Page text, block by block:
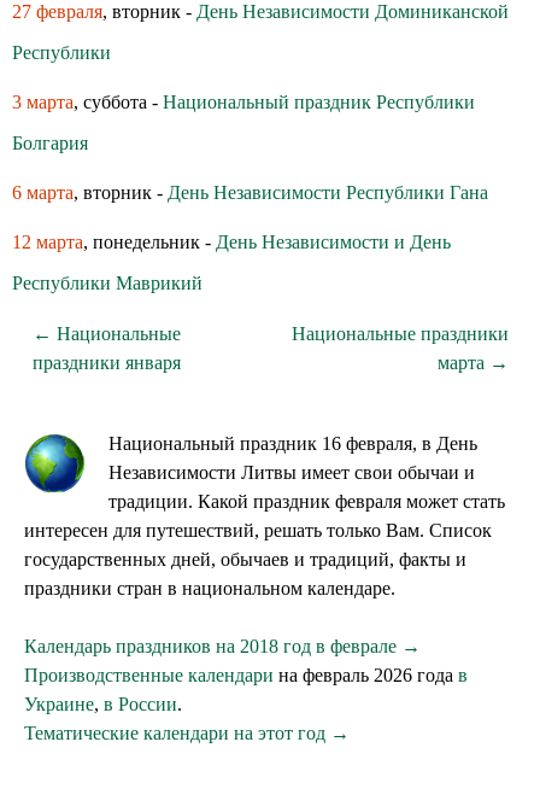
27 февраля, вторник - День Независимости Доминиканской
Республики
3 марта, суббота - Национальный праздник Республики
Болгария
6 марта, вторник - День Независимости Республики Гана
12 марта, понедельник - День Независимости и День
Республики Маврикий
← Национальные
праздники января
Национальные праздники
марта →
Национальный праздник 16 февраля, в День
Независимости Литвы имеет свои обычаи и
традиции. Какой праздник февраля может стать
интересен для путешествий, решать только Вам. Список
государственных дней, обычаев и традиций, факты и
праздники стран в национальном календаре.
Календарь праздников на 2018 год в феврале →
Производственные календари на февраль 2026 года в
Украине, в России.
Тематические календари на этот год →